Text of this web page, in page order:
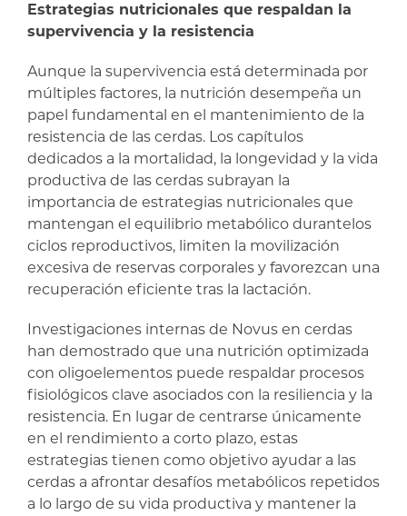
Estrategias nutricionales que respaldan la
supervivencia y la resistencia
Aunque la supervivencia está determinada por
múltiples factores, la nutrición desempeña un
papel fundamental en el mantenimiento de la
resistencia de las cerdas. Los capítulos
dedicados a la mortalidad, la longevidad y la vida
productiva de las cerdas subrayan la
importancia de estrategias nutricionales que
mantengan el equilibrio metabólico durantelos
ciclos reproductivos, limiten la movilización
excesiva de reservas corporales y favorezcan una
recuperación eficiente tras la lactación.
Investigaciones internas de Novus en cerdas
han demostrado que una nutrición optimizada
con oligoelementos puede respaldar procesos
fisiológicos clave asociados con la resiliencia y la
resistencia. En lugar de centrarse únicamente
en el rendimiento a corto plazo, estas
estrategias tienen como objetivo ayudar a las
cerdas a afrontar desafíos metabólicos repetidos
a lo largo de su vida productiva y mantener la